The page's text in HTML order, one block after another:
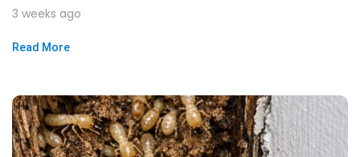
3 weeks ago
Read More